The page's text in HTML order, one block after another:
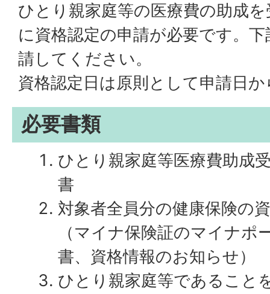
ひとり親家庭等の医療費の助成
に資格認定の申請が必要です。
請してください。
資格認定日は原則として申請日
必要書類
ひとり親家庭等医療費助成
書
対象者全員分の健康保険の
（マイナ保険証のマイナポ
書、資格情報のお知らせ）
ひとり親家庭等であること